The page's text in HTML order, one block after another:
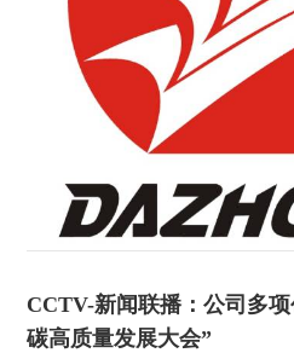
CCTV-新闻联播：公司多
碳高质量发展大会”